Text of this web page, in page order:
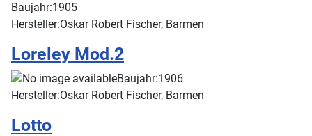
Baujahr:1905
Hersteller:Oskar Robert Fischer, Barmen
Loreley Mod.2
Baujahr:1906
Hersteller:Oskar Robert Fischer, Barmen
Lotto